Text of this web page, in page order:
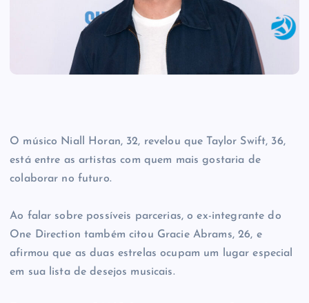
O músico Niall Horan, 32, revelou que Taylor Swift, 36,
está entre as artistas com quem mais gostaria de
colaborar no futuro.
Ao falar sobre possíveis parcerias, o ex-integrante do
One Direction também citou Gracie Abrams, 26, e
afirmou que as duas estrelas ocupam um lugar especial
em sua lista de desejos musicais.